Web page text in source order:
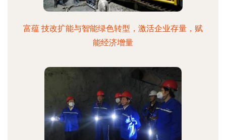
富蕴 技改扩能与智能绿色转型，激活企业存量，赋
能经济增量